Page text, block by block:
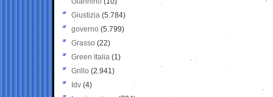
Giustizia (5.784)
governo (5.799)
Grasso (22)
Green Italia (1)
Grillo (2.941)
Idv (4)